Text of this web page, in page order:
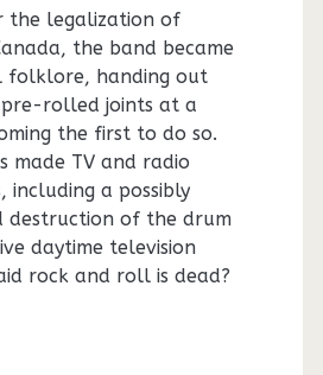
the legalization of
the band became
handing out
rolled joints at a
the first to do so.
made TV and radio
including a possibly
of the drum
daytime television
rock and roll is dead?